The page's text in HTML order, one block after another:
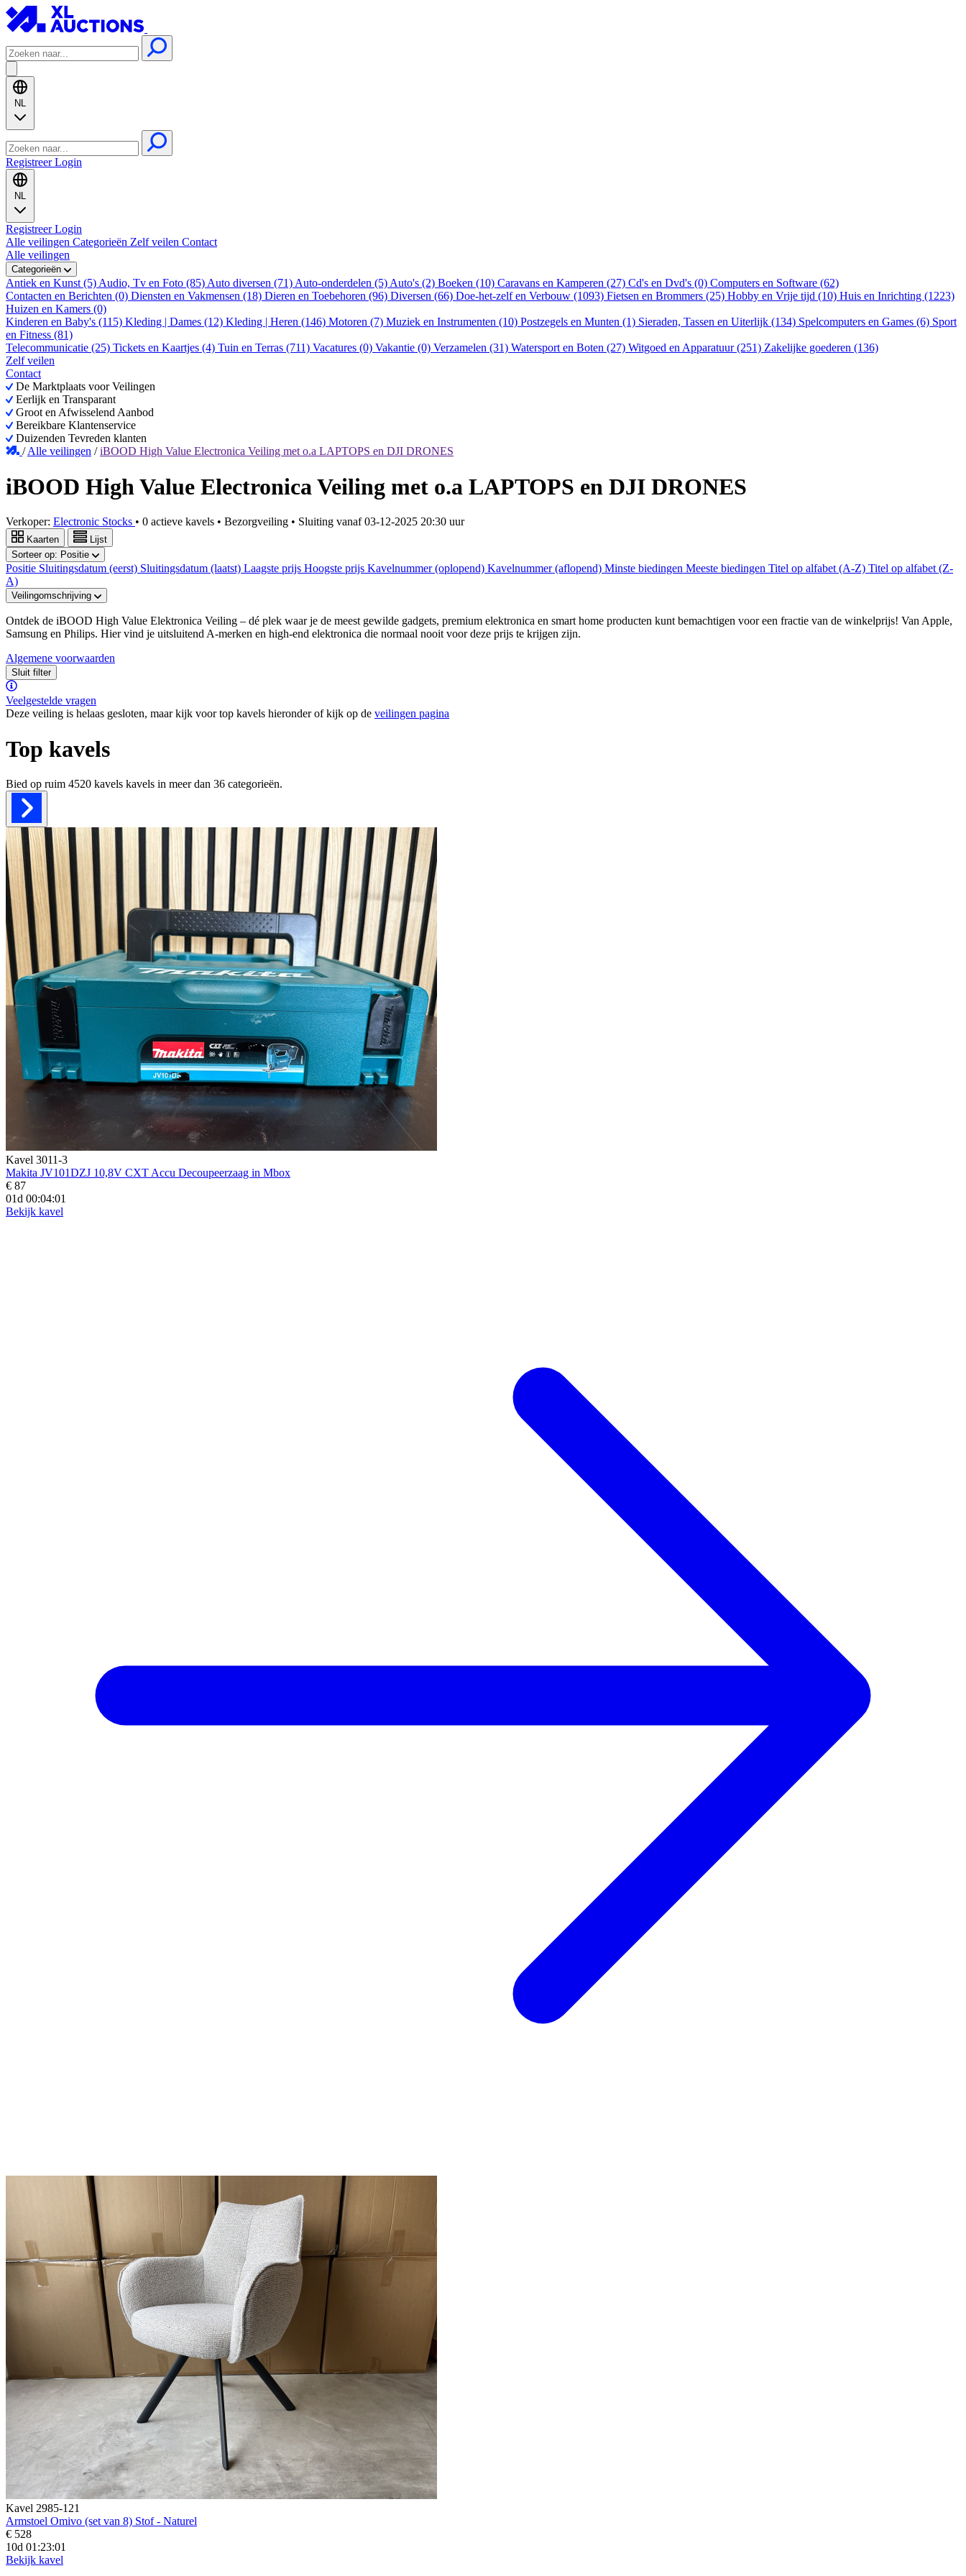
NL
RegistreerLogin
NL
RegistreerLogin
Alle veilingen Categorieën Zelf veilen Contact
Alle veilingen
Categorieën
Antiek en Kunst (5) Audio, Tv en Foto (85) Auto diversen (71) Auto-onderdelen (5) Auto's (2) Boeken (10) Caravans en Kamperen (27) Cd's en Dvd's (0) Computers en Software (62)
Contacten en Berichten (0) Diensten en Vakmensen (18) Dieren en Toebehoren (96) Diversen (66) Doe-het-zelf en Verbouw (1093) Fietsen en Brommers (25) Hobby en Vrije tijd (10) Huis en Inrichting (1223)
Huizen en Kamers (0)
Kinderen en Baby's (115) Kleding | Dames (12) Kleding | Heren (146) Motoren (7) Muziek en Instrumenten (10) Postzegels en Munten (1) Sieraden, Tassen en Uiterlijk (134) Spelcomputers en Games (6) Sport
en Fitness (81)
Telecommunicatie (25) Tickets en Kaartjes (4) Tuin en Terras (711) Vacatures (0) Vakantie (0) Verzamelen (31) Watersport en Boten (27) Witgoed en Apparatuur (251) Zakelijke goederen (136)
Zelf veilen
Contact
De Marktplaats voor Veilingen
Eerlijk en Transparant
Groot en Afwisselend Aanbod
Bereikbare Klantenservice
Duizenden Tevreden klanten
/Alle veilingen /iBOOD High Value Electronica Veiling met o.a LAPTOPS en DJI DRONES
iBOOD High Value Electronica Veiling met o.a LAPTOPS en DJI DRONES
Verkoper: Electronic Stocks • 0 actieve kavels • Bezorgveiling • Sluiting vanaf03-12-2025 20:30 uur
Kaarten
Lijst
Sorteer op: Positie
Positie Sluitingsdatum (eerst) Sluitingsdatum (laatst) Laagste prijs Hoogste prijs Kavelnummer (oplopend) Kavelnummer (aflopend) Minste biedingen Meeste biedingen Titel op alfabet (A-Z) Titel op alfabet (Z-
A)
Veilingomschrijving
Ontdek de iBOOD High Value Elektronica Veiling – dé plek waar je de meest gewilde gadgets, premium elektronica en smart home producten kunt bemachtigen voor een fractie van de winkelprijs! Van Apple,
Samsung en Philips. Hier vind je uitsluitend A-merken en high-end elektronica die normaal nooit voor deze prijs te krijgen zijn.
Algemene voorwaarden
Sluit filter
Veelgestelde vragen
Deze veiling is helaas gesloten, maar kijk voor top kavels hieronder of kijk op de veilingen pagina
Top kavels
Bied op ruim 4520 kavels kavels in meer dan 36 categorieën.
Kavel 3011-3
Makita JV101DZJ 10,8V CXT Accu Decoupeerzaag in Mbox
€ 87
01d 00:04:00
Bekijk kavel
Kavel 2985-121
Armstoel Omivo (set van 8) Stof - Naturel
€ 528
10d 01:23:00
Bekijk kavel